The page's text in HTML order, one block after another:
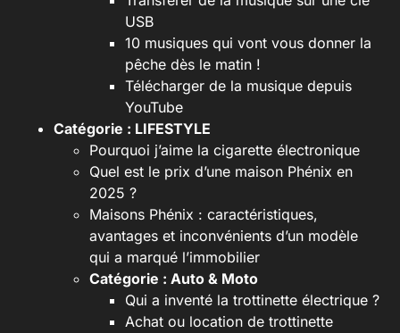
USB
10 musiques qui vont vous donner la
pêche dès le matin !
Télécharger de la musique depuis
YouTube
Catégorie : LIFESTYLE
Pourquoi j’aime la cigarette électronique
Quel est le prix d’une maison Phénix en
2025 ?
Maisons Phénix : caractéristiques,
avantages et inconvénients d’un modèle
qui a marqué l’immobilier
Catégorie : Auto & Moto
Qui a inventé la trottinette électrique ?
Achat ou location de trottinette